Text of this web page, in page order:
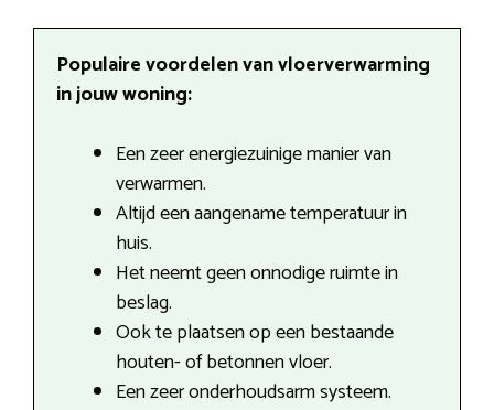
Populaire voordelen van vloerverwarming
in jouw woning:
Een zeer energiezuinige manier van
verwarmen.
Altijd een aangename temperatuur in
huis.
Het neemt geen onnodige ruimte in
beslag.
Ook te plaatsen op een bestaande
houten- of betonnen vloer.
Een zeer onderhoudsarm systeem.